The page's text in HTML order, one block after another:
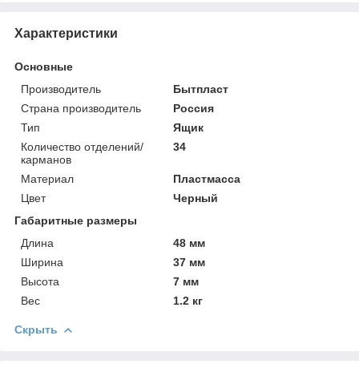
Характеристики
Основные
Производитель
Бытпласт
Страна производитель
Россия
Тип
Ящик
Количество отделений/
карманов
34
Материал
Пластмасса
Цвет
Черный
Габаритные размеры
Длина
48 мм
Ширина
37 мм
Высота
7 мм
Вес
1.2 кг
Скрыть